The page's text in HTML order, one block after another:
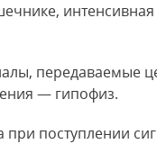
передаваемые
— гипофиз.
при поступлении